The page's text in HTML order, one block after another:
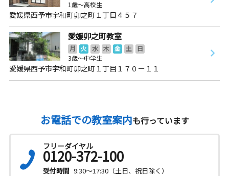
1歳～高校生
愛媛県西予市宇和町卯之町１丁目４５７
愛媛卯之町教室
月 火 水 木 金 土
日
3歳～中学生
愛媛県西予市宇和町卯之町１丁目１７０ー１１
お電話での教室案内も行っています
フリーダイヤル
0120-372-100
受付時間 9:30～17:30（土日、祝日除く）